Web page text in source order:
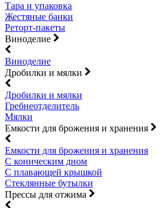
Тара и упаковка
Жестяные банки
Реторт-пакеты
Виноделие
Виноделие
Дробилки и мялки
Дробилки и мялки
Гребнеотделитель
Мялки
Емкости для брожения и хранения
Емкости для брожения и хранения
С коническим дном
С плавающей крышкой
Стеклянные бутылки
Прессы для отжима